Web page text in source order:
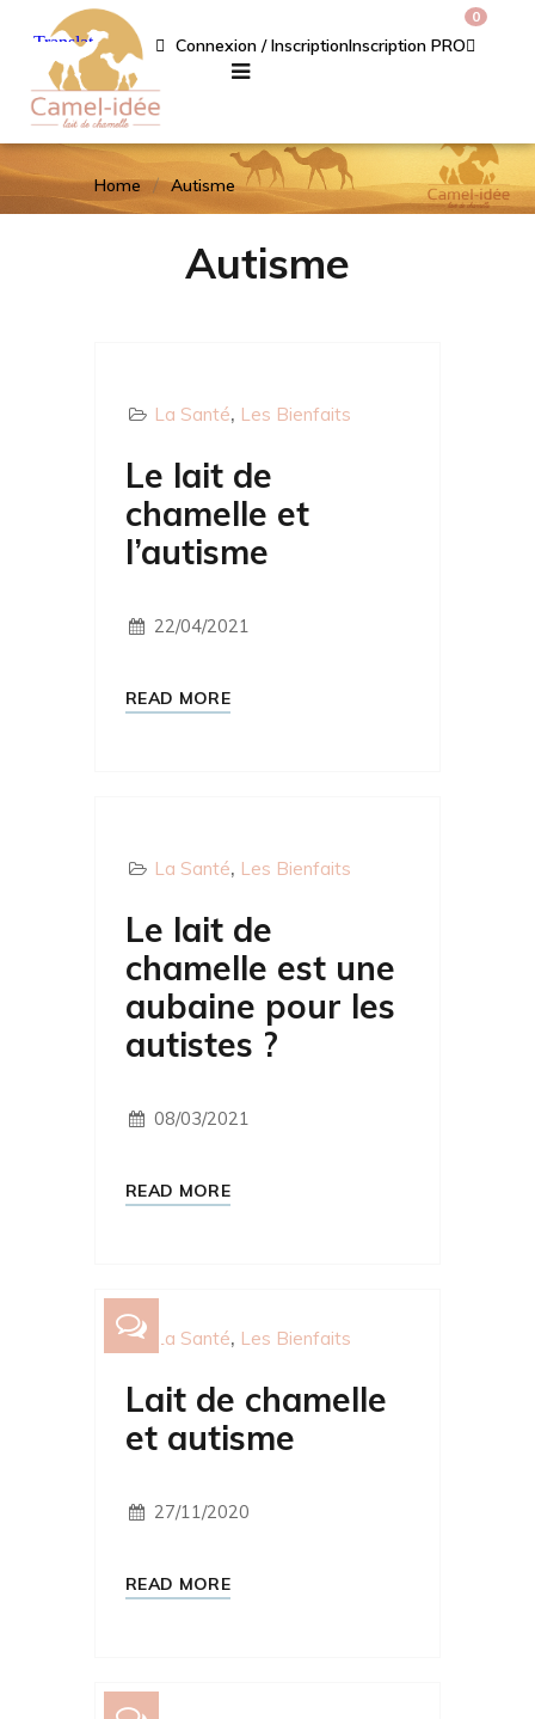
Connexion / InscriptionInscription PRO
0
Home Autisme
Autisme
La Santé Les Bienfaits
Le lait de
chamelle et
l’autisme
22/04/2021
READ MORE
La Santé Les Bienfaits
Le lait de
chamelle est une
aubaine pour les
autistes ?
08/03/2021
READ MORE
La Santé Les Bienfaits
Lait de chamelle
et autisme
27/11/2020
READ MORE